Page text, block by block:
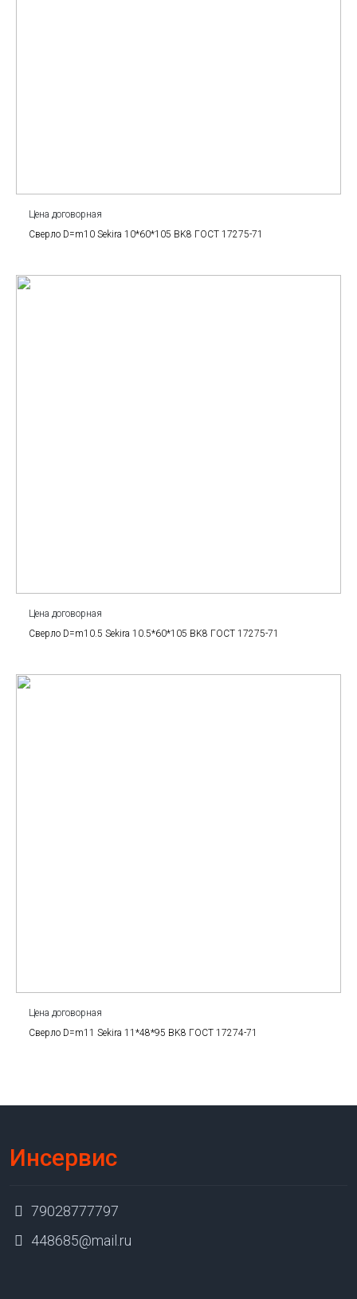
Цена договорная
Сверло D=m10 Sekira 10*60*105 BK8 ГОСТ 17275-71
Цена договорная
Сверло D=m10.5 Sekira 10.5*60*105 BK8 ГОСТ 17275-71
Цена договорная
Сверло D=m11 Sekira 11*48*95 BK8 ГОСТ 17274-71
Инсервис
79028777797
448685@mail.ru